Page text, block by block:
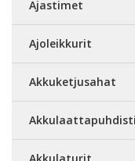
Ajastimet
Ajoleikkurit
Akkuketjusahat